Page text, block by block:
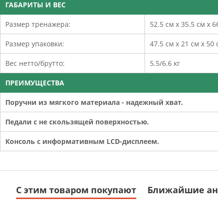
ГАБАРИТЫ И ВЕС
Размер тренажера: 52.5 см х 35.5 см х
Размер упаковки: 47.5 см х 21 см х 50
Вес нетто/брутто: 5.5/6.6 кг
ПРЕИМУЩЕСТВА
Поручни из мягкого материала - надежный хват.
Педали с не скользящей поверхностью.
Консоль с информативным LCD-дисплеем.
С этим товаром покупают Ближайшие